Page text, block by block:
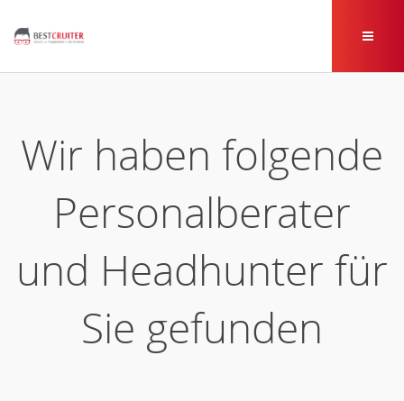
Wir haben folgende
Personalberater
und Headhunter für
Sie gefunden